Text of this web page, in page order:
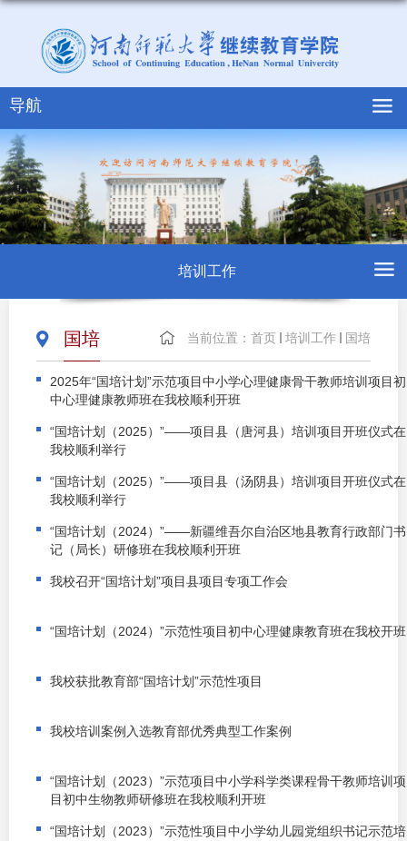
导航
培训工作
当前位置： 首页 培训工作 国培
国培
2025年“国培计划”示范项目中小学心理健康骨干教师培训项目初
中心理健康教师班在我校顺利开班
“国培计划（2025）”——项目县（唐河县）培训项目开班仪式在
我校顺利举行
“国培计划（2025）”——项目县（汤阴县）培训项目开班仪式在
我校顺利举行
“国培计划（2024）”——新疆维吾尔自治区地县教育行政部门书
记（局长）研修班在我校顺利开班
我校召开“国培计划”项目县项目专项工作会
“国培计划（2024）”示范性项目初中心理健康教育班在我校开班
我校获批教育部“国培计划”示范性项目
我校培训案例入选教育部优秀典型工作案例
“国培计划（2023）”示范项目中小学科学类课程骨干教师培训项
目初中生物教师研修班在我校顺利开班
“国培计划（2023）”示范性项目中小学幼儿园党组织书记示范培